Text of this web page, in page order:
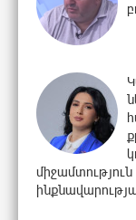
միջամտություն